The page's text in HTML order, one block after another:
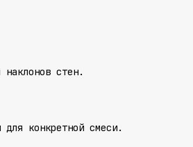
наклонов стен.
для конкретной смеси.